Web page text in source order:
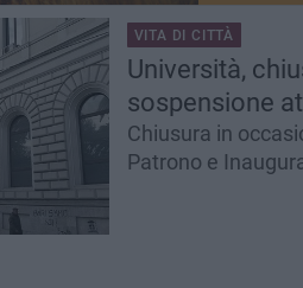
VITA DI CITTÀ
Università,
sospensione
Chiusura in
Patrono e